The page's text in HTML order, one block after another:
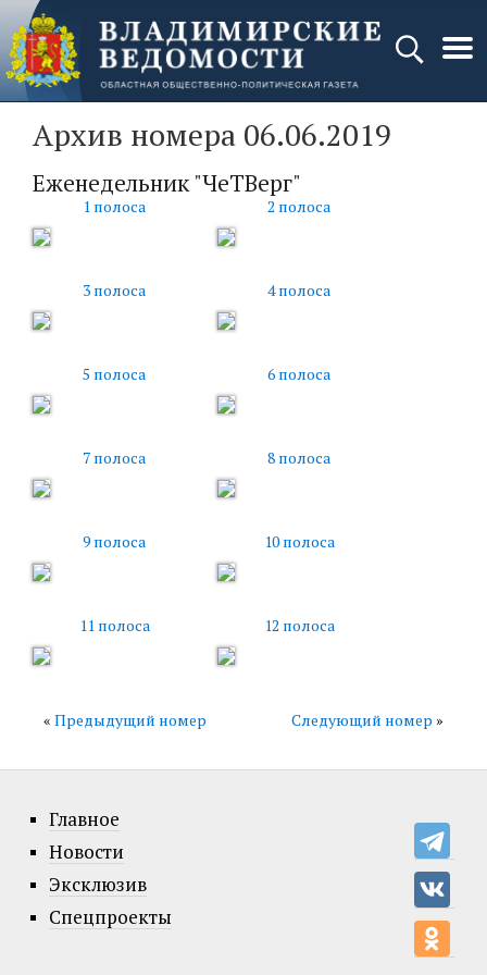
Архив номера 06.06.2019
Еженедельник "ЧеТВерг"
1 полоса 2 полоса
3 полоса 4 полоса
5 полоса 6 полоса
7 полоса 8 полоса
9 полоса 10 полоса
11 полоса 12 полоса
Следующий номер »
« Предыдущий номер
Главное
Новости
Эксклюзив
Спецпроекты